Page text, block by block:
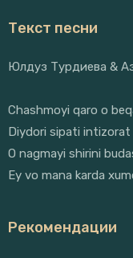
Текст песни
Юлдуз Турдиева &
Chashmoyi qaro o
Diydori sipati intizorat
O nagmayi shirini
Ey vo mana karda
Рекомендации